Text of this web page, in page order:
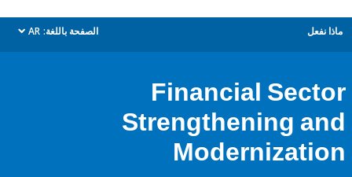
الصفحة باللغة: AR
dropdown
Financial
Strengthening